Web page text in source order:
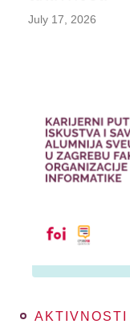
July 17, 2026
AKTIVNOSTI